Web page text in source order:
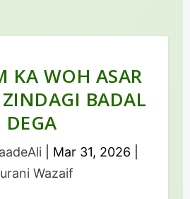
KA WOH ASAR
ZINDAGI BADAL
DEGA
Mar 31, 2026
Wazaif